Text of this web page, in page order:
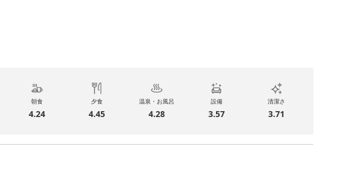
朝食
4.24
夕食
4.45
温泉・お風呂
4.28
設備
3.57
清潔さ
3.71